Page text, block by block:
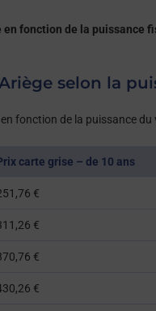
en fonction de la puissance
selon la
en fonction de la puissance du
carte grise – de 10 ans
€
€
€
€